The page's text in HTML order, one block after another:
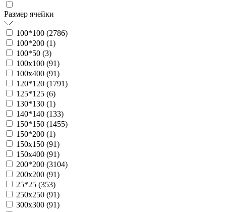
Размер ячейки
100*100 (2786)
100*200 (1)
100*50 (3)
100х100 (91)
100х400 (91)
120*120 (1791)
125*125 (6)
130*130 (1)
140*140 (133)
150*150 (1455)
150*200 (1)
150х150 (91)
150х400 (91)
200*200 (3104)
200х200 (91)
25*25 (353)
250х250 (91)
300х300 (91)